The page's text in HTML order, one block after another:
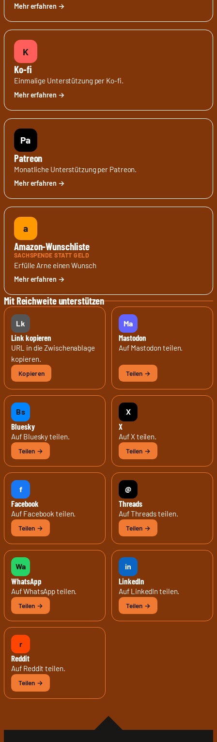
K
Ko-fi
Einmalige Unterstützung per Ko-fi.
Pa
Patreon
Monatliche Unterstützung per Patreon.
a
Amazon-Wunschliste
SACHSPENDE STATT GELD
Erfülle Arne einen Wunsch
Mit Reichweite unterstützen
Lk
Link kopieren
URL in die Zwischenablage
kopieren.
Ma
Mastodon
Auf Mastodon teilen.
Bs
Bluesky
Auf Bluesky teilen.
X
X
Auf X teilen.
f
Facebook
Auf Facebook teilen.
@
Threads
Auf Threads teilen.
Wa
WhatsApp
Auf WhatsApp teilen.
in
LinkedIn
Auf LinkedIn teilen.
r
Reddit
Auf Reddit teilen.